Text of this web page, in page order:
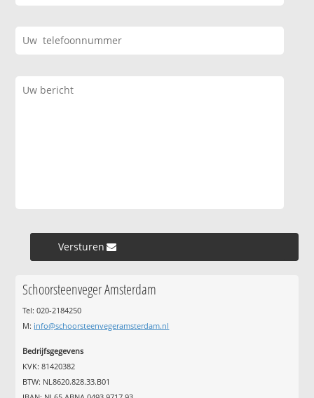
Versturen »
Schoorsteenveger Amsterdam
Tel: 020-2184250
M: info@schoorsteenvegeramsterdam.nl
Bedrijfsgegevens
KVK: 81420382
BTW: NL8620.828.33.B01